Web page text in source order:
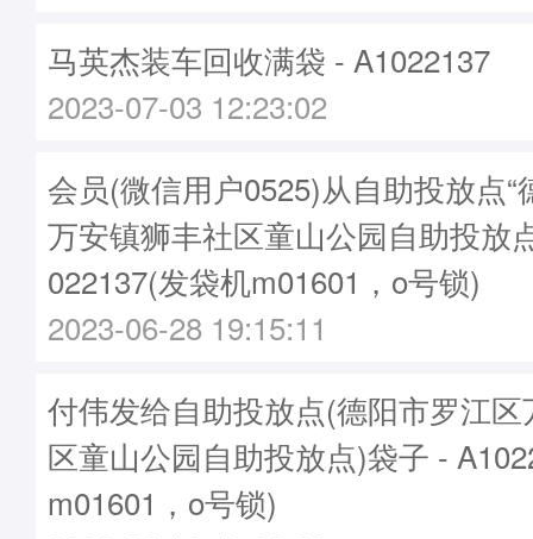
马英杰装车回收满袋 - A1022137
2023-07-03 12:23:02
会员(微信用户0525)从自助投放点“
万安镇狮丰社区童山公园自助投放
022137(发袋机m01601，o号锁)
2023-06-28 19:15:11
付伟发给自助投放点(德阳市罗江
区童山公园自助投放点)袋子 -
m01601，o号锁)